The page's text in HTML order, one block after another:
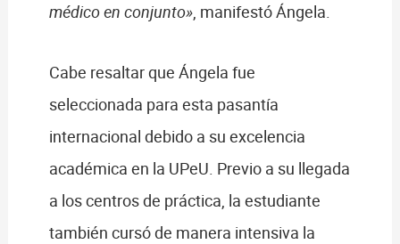
médico en conjunto», manifestó Ángela.
Cabe resaltar que Ángela fue
seleccionada para esta pasantía
internacional debido a su excelencia
académica en la UPeU. Previo a su llegada
a los centros de práctica, la estudiante
también cursó de manera intensiva la